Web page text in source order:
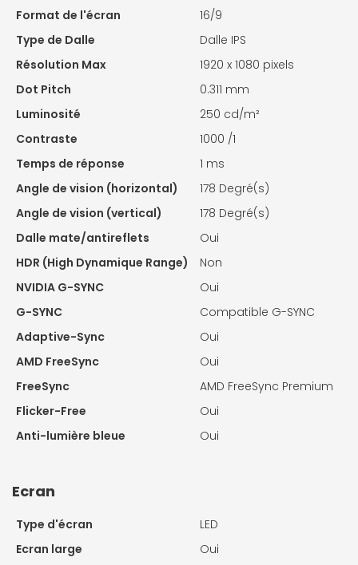
Format de l'écran
16/9
Type de Dalle
Dalle IPS
Résolution Max
1920 x 1080 pixels
Dot Pitch
0.311 mm
Luminosité
250 cd/m²
Contraste
1000 /1
Temps de réponse
1 ms
Angle de vision (horizontal)
178 Degré(s)
Angle de vision (vertical)
178 Degré(s)
Dalle mate/antireflets
Oui
HDR (High Dynamique Range)
Non
NVIDIA G-SYNC
Oui
G-SYNC
Compatible G-SYNC
Adaptive-Sync
Oui
AMD FreeSync
Oui
FreeSync
AMD FreeSync Premium
Flicker-Free
Oui
Anti-lumière bleue
Oui
Ecran
Type d'écran
LED
Ecran large
Oui